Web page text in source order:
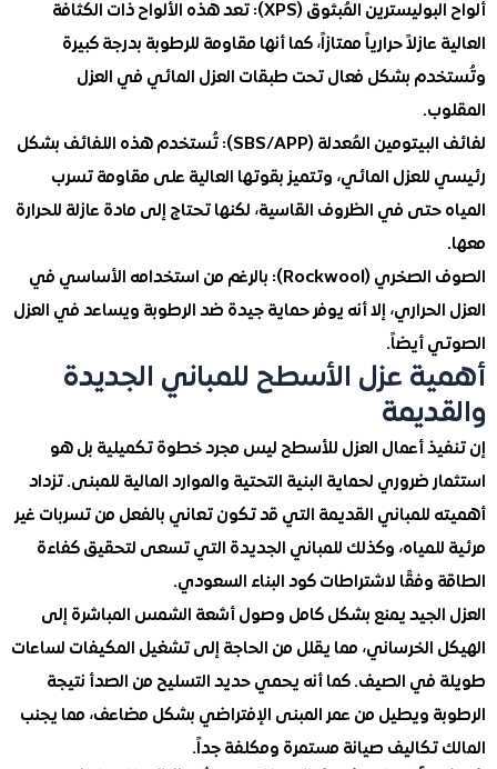
ألواح البوليسترين المُبثوق (XPS): تعد هذه الألواح ذات الكثافة
عازلاً حرارياً ممتازاً، كما أنها مقاومة للرطوبة بدرجة كبيرة
بشكل فعال تحت طبقات العزل المائي في العزل
لفائف البيتومين المُعدلة (SBS/APP): تُستخدم هذه اللفائف بشكل
المائي، وتتميز بقوتها العالية على مقاومة تسرب
حتى في الظروف القاسية، لكنها تحتاج إلى مادة عازلة للحرارة
الصوف الصخري (Rockwool): بالرغم من استخدامه الأساسي في
إلا أنه يوفر حماية جيدة ضد الرطوبة ويساعد في العزل
أيضاً.
عزل الأسطح للمباني الجديدة
أعمال العزل للأسطح ليس مجرد خطوة تكميلية بل هو
ضروري لحماية البنية التحتية والموارد المالية للمبنى. تزداد
للمباني القديمة التي قد تكون تعاني بالفعل من تسربات غير
وكذلك للمباني الجديدة التي تسعى لتحقيق كفاءة
وفقًا لاشتراطات كود البناء السعودي.
يمنع بشكل كامل وصول أشعة الشمس المباشرة إلى
الخرساني، مما يقلل من الحاجة إلى تشغيل المكيفات لساعات
الصيف. كما أنه يحمي حديد التسليح من الصدأ نتيجة
ويطيل من عمر المبنى الإفتراضي بشكل مضاعف، مما يجنب
تكاليف صيانة مستمرة ومكلفة جداً.